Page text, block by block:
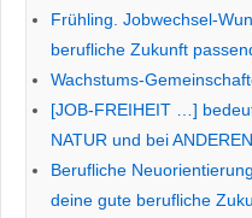
Frühling. Jobwechsel-
berufliche Zukunft
Wachstums-
[JOB-FREIHEIT …]
NATUR und bei
Berufliche
deine gute berufliche